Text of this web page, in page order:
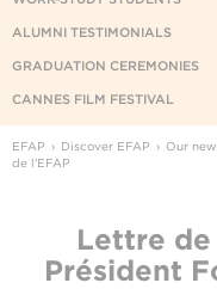
ALUMNI TESTIMONIALS
GRADUATION CEREMONIES
CANNES FILM FESTIVAL
EFAP Discover EFAP Our
de l'EFAP
Lettre de
Président